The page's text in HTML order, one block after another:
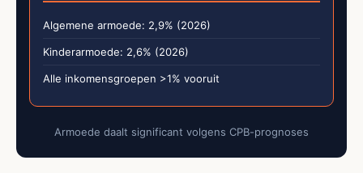
Algemene armoede: 2,9% (2026)
Kinderarmoede: 2,6% (2026)
Alle inkomensgroepen >1% vooruit
Armoede daalt significant volgens CPB-prognoses